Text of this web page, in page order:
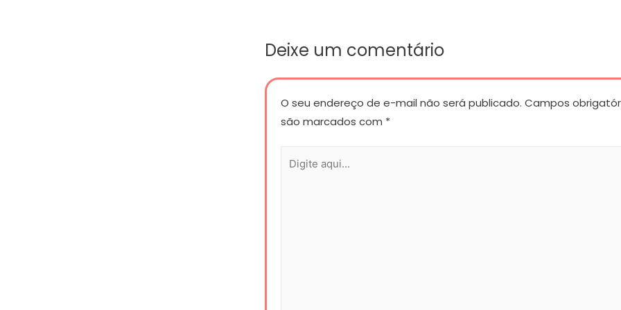
Deixe um comentário
O seu endereço de e-mail não será publicado. Campos
são marcados com *